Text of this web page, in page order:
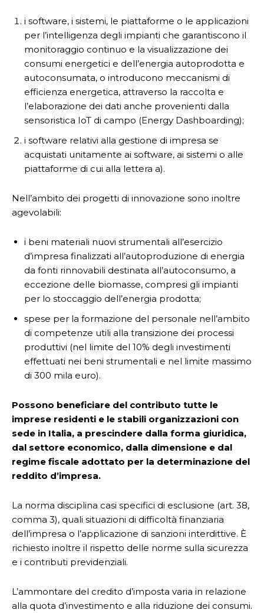
i software, i sistemi, le piattaforme o le applicazioni
per l’intelligenza degli impianti che garantiscono il
monitoraggio continuo e la visualizzazione dei
consumi energetici e dell’energia autoprodotta e
autoconsumata, o introducono meccanismi di
efficienza energetica, attraverso la raccolta e
l’elaborazione dei dati anche provenienti dalla
sensoristica IoT di campo (Energy Dashboarding);
i software relativi alla gestione di impresa se
acquistati unitamente ai software, ai sistemi o alle
piattaforme di cui alla lettera a).
Nell’ambito dei progetti di innovazione sono inoltre
agevolabili:
i beni materiali nuovi strumentali all’esercizio
d’impresa finalizzati all’autoproduzione di energia
da fonti rinnovabili destinata all’autoconsumo, a
eccezione delle biomasse, compresi gli impianti
per lo stoccaggio dell’energia prodotta;
spese per la formazione del personale nell’ambito
di competenze utili alla transizione dei processi
produttivi (nel limite del 10% degli investimenti
effettuati nei beni strumentali e nel limite massimo
di 300 mila euro).
Possono beneficiare del contributo tutte le
imprese residenti e le stabili organizzazioni con
sede in Italia, a prescindere dalla forma giuridica,
dal settore economico, dalla dimensione e dal
regime fiscale adottato per la determinazione del
reddito d’impresa.
La norma disciplina casi specifici di esclusione (art. 38,
comma 3), quali situazioni di difficoltà finanziaria
dell’impresa o l’applicazione di sanzioni interdittive. È
richiesto inoltre il rispetto delle norme sulla sicurezza
e i contributi previdenziali.
L’ammontare del credito d’imposta varia in relazione
alla quota d’investimento e alla riduzione dei consumi.